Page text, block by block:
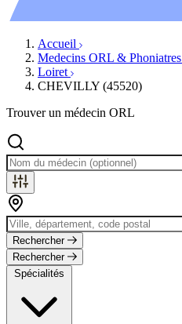
Accueil
Medecins ORL & Phoniatres
Loiret
CHEVILLY (45520)
Trouver un médecin ORL
Rechercher
Rechercher
Spécialités